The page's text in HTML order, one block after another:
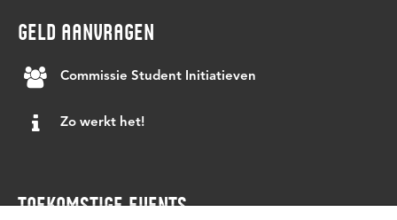
GELD AANVRAGEN
Commissie Student Initiatieven
Zo werkt het!
TOEKOMSTIGE EVENTS